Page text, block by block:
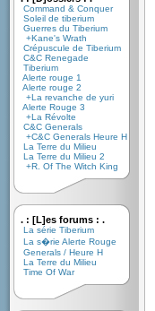
Command & Conquer
Soleil de tiberium
Guerres du Tiberium
+Kane's Wrath
Crépuscule de Tiberium
C&C Renegade
Tiberium
Alerte rouge 1
Alerte rouge 2
+La revanche de yuri
Alerte Rouge 3
+La Révolte
C&C Generals
+C&C Generals Heure H
La Terre du Milieu
La Terre du Milieu 2
+R. Of The Witch King
. : [L]es forums : .
La série Tiberium
La s�rie Alerte Rouge
Generals / Heure H
La Terre du Milieu
Time Of War